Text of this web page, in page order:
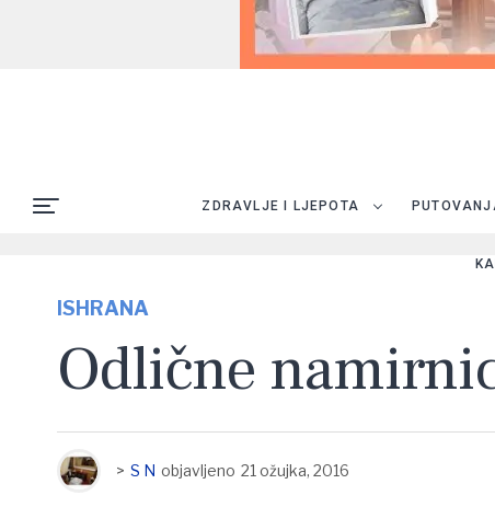
ZDRAVLJE I LJEPOTA
ISHRANA
Odlične
> S N objavljeno 21 ožujka, 2016